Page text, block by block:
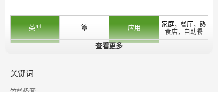
类型 簟 应用 家庭，餐厅，熟
食店，自助餐
尺寸
查看更多
关键词